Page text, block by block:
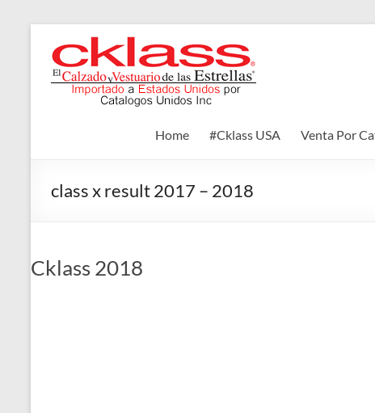
content
Cklass
El
las
Home #Cklass USA Venta Por
class x result 2017 – 2018
Cklass 2018